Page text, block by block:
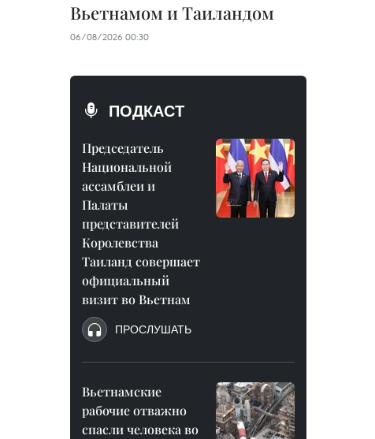
Вьетнамом и Таиландом
06/08/2026 00:30
ПОДКАСТ
Председатель
Национальной
ассамблеи и
Палаты
представителей
Королевства
Таиланд совершает
официальный
визит во Вьетнам
ПРОСЛУШАТЬ
Вьетнамские
рабочие отважно
спасли человека во